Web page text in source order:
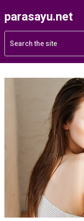
parasayu.net